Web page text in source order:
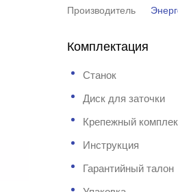
Производитель
Комплектация
Станок
Диск для заточки
Крепежный
Инструкция
Гарантийный талон